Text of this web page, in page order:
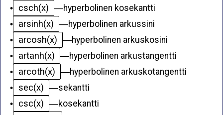
•
csch(x) —hyperbolinen kosekantti
•
arsinh(x) —hyperbolinen arkussini
•
arcosh(x) —hyperbolinen arkuskosini
•
artanh(x) —hyperbolinen arkustangentti
•
arcoth(x) —hyperbolinen arkuskotangentti
•
sec(x) —sekantti
•
csc(x) —kosekantti